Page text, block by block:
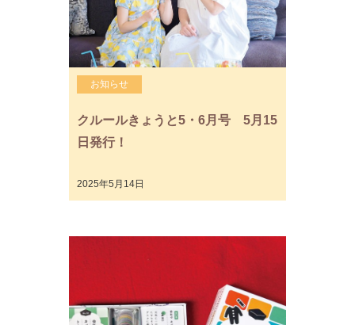
お知らせ
クルールきょうと5・6月号 5月15
日発行！
2025年5月14日